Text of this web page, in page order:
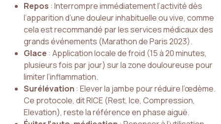
Repos : Interrompre immédiatement l’activité dès
l’apparition d’une douleur inhabituelle ou vive, comme
cela est recommandé par les services médicaux des
grands événements (Marathon de Paris 2023).
Glace : Application locale de froid (15 à 20 minutes,
plusieurs fois par jour) sur la zone douloureuse pour
limiter l’inflammation.
Surélévation : Elever la jambe pour réduire l’œdème.
Ce protocole, dit RICE (Rest, Ice, Compression,
Elevation), reste la référence en phase aiguë.